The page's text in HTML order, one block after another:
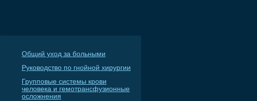
Общий уход за больными
Руководство по гнойной хирургии
Групповые системы крови
человека и гемотрансфузионные
осложнения